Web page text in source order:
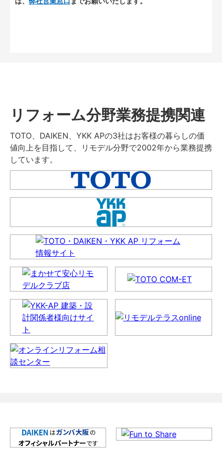
リフォーム分野業務提携関連
TOTO、DAIKEN、YKK APの3社はお客様の暮らしの価
値向上を目指して、リモデル分野で2002年から業務提携
しています。